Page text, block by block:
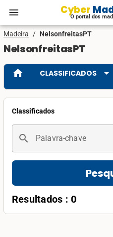
menu Cyber
O portal dos
Madeira / NelsonfreitasPT
NelsonfreitasPT
home CLASSIFICADOS arrow_drop_down
Classificados
search Palavra-chave
Resultados : 0